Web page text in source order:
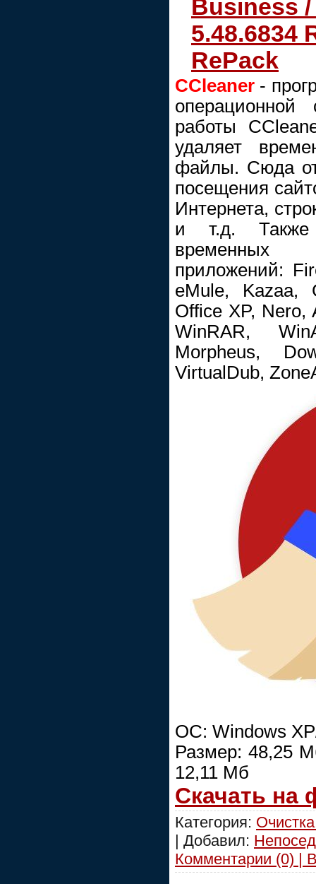
Business
5.48.6834
RePack
CCleaner -
работы
удаляет
файлы. Сюда
посещения
Интернета,
и т.д. Также
временных
приложений:
eMule, Kazaa,
Office XP, Nero,
WinRAR,
Morpheus,
VirtualDub,
ОС: Windows
Размер: 48,25
12,11 Мб
Скачать на
Категория:
| Добавил:
Комментарии (0) |